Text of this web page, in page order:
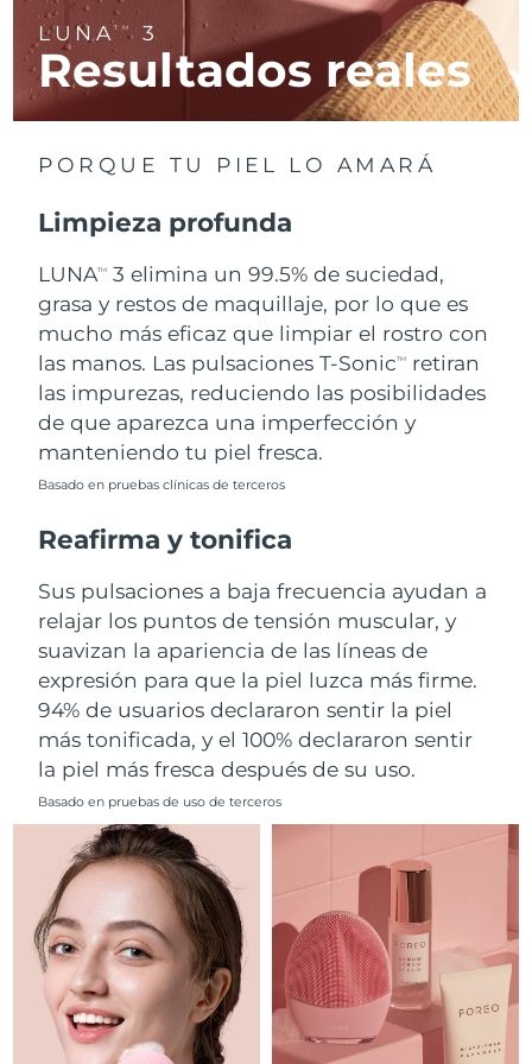
LUNATM 3
Resultados reales
PORQUE TU PIEL LO AMARÁ
Limpieza profunda
LUNATM
3 elimina un 99.5% de suciedad,
grasa y restos de maquillaje, por lo que es
mucho más eficaz que limpiar el rostro con
las manos. Las pulsaciones T-SonicTM
retiran
las impurezas, reduciendo las posibilidades
de que aparezca una imperfección y
manteniendo tu piel fresca.
Basado en pruebas clínicas de terceros
Reafirma y tonifica
Sus pulsaciones a baja frecuencia ayudan a
relajar los puntos de tensión muscular, y
suavizan la apariencia de las líneas de
expresión para que la piel luzca más firme.
94% de usuarios declararon sentir la piel
más tonificada, y el 100% declararon sentir
la piel más fresca después de su uso.
Basado en pruebas de uso de terceros
RAE de Macao
(China)
Entrega prevista১২/৮/২৬
Mónaco Entrega prevista ১১/৮/২৬
Países Bajos Entrega prevista১০/৮/২৬
Nueva Zelanda Entrega prevista
Omán
Filipinas Entrega prevista
Polonia Entrega prevista১১/৮/২৬
Portugal Entrega prevista ১০/৮/২৬
Puerto Rico Entrega prevista ১২/৮/২৬
Catar
Reunión Entrega prevista
Rumanía Entrega prevista
Rusia Entrega prevista ১৮/৮/২৬
Arabia Saudí Entrega prevista